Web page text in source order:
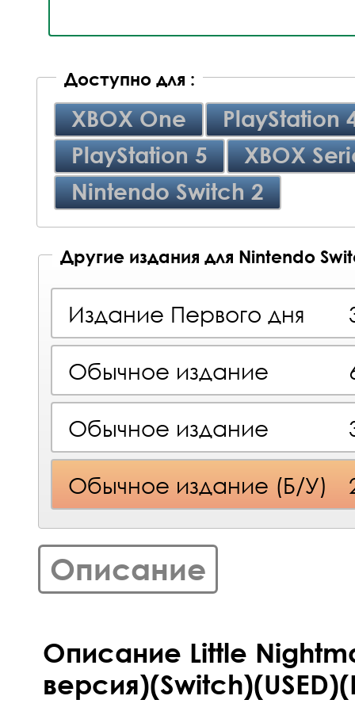
Доступно для :
XBOX One
PlayStation
PlayStation 5
XBOX
Nintendo Switch 2
Другие издания для Nintendo
Издание Первого дня
Обычное издание
Обычное издание
Обычное издание (Б/У)
Описание
Описание Little